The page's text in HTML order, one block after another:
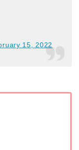
15, 2022